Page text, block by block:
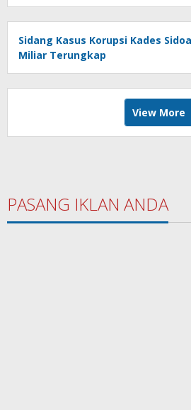
Sidang Kasus Korupsi Kades
Miliar Terungkap
View More
PASANG IKLAN ANDA